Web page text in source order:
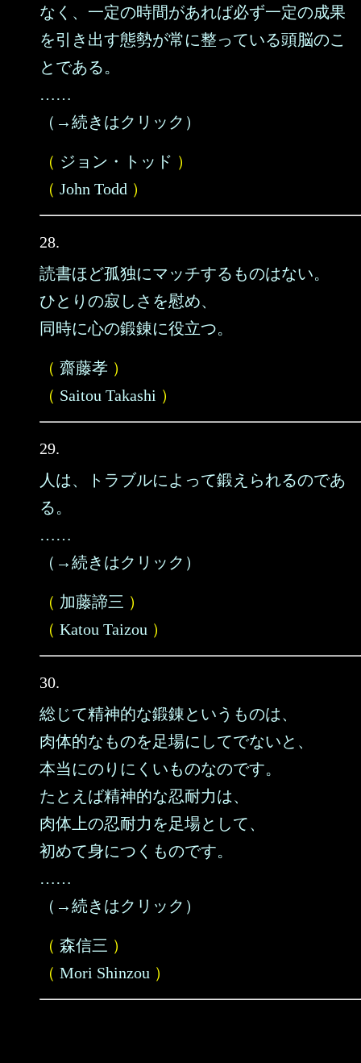
なく、一定の時間があれば必ず一定の成果
を引き出す態勢が常に整っている頭脳のこ
とである。
……
（→続きはクリック）
（ ジョン・トッド ）
（ John Todd ）
28.
読書ほど孤独にマッチするものはない。
ひとりの寂しさを慰め、
同時に心の鍛錬に役立つ。
（ 齋藤孝 ）
（ Saitou Takashi ）
29.
人は、トラブルによって鍛えられるのであ
る。
……
（→続きはクリック）
（ 加藤諦三 ）
（ Katou Taizou ）
30.
総じて精神的な鍛錬というものは、
肉体的なものを足場にしてでないと、
本当にのりにくいものなのです。
たとえば精神的な忍耐力は、
肉体上の忍耐力を足場として、
初めて身につくものです。
……
（→続きはクリック）
（ 森信三 ）
（ Mori Shinzou ）